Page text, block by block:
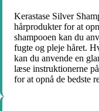
Kerastase Silver
hårprodukter for at
shampooen kan du
fugte og pleje håret.
kan du anvende en
læse instruktionerne
for at opnå de bedste